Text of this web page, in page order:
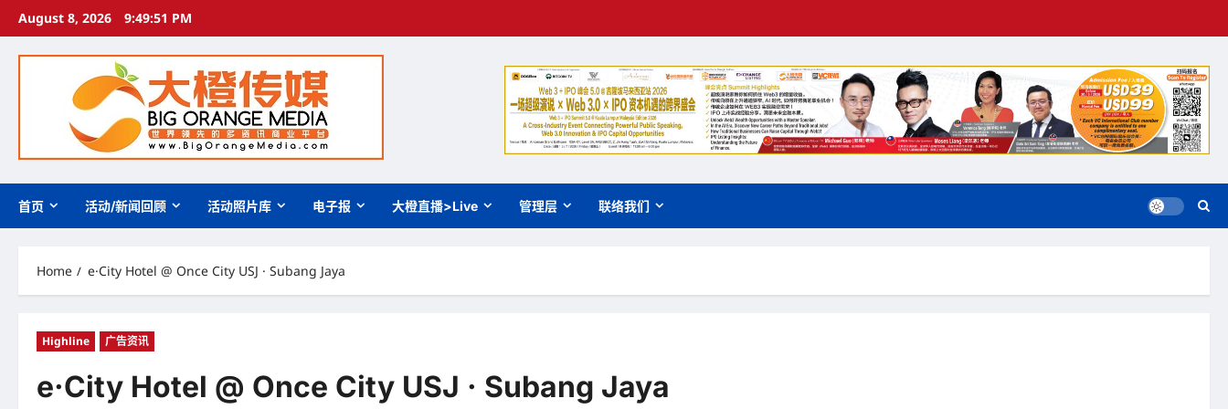
Skip
content
August 8, 2026 9:49:52 PM
首页 活动/新闻回顾 活动照片库 电子报 大橙直播>Live 管理层 联络我们
Home e·City Hotel @ Once City USJ · Subang Jaya
Highline 广告资讯
e·City Hotel @ Once City USJ · Subang Jaya